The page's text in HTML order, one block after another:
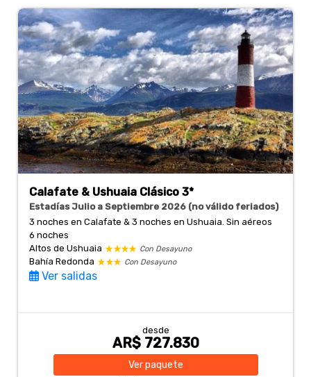
Calafate & Ushuaia Clásico 3*
Estadías Julio a Septiembre 2026 (no válido feriados)
3 noches en Calafate & 3 noches en Ushuaia. Sin aéreos
6 noches
Altos de Ushuaia
Con Desayuno
Bahía Redonda Con Desayuno
Ver salidas
desde
AR$ 727.830
Verpaquete